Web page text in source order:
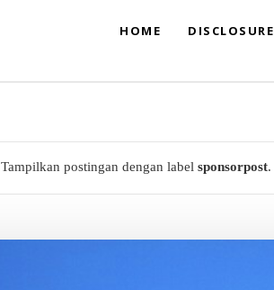
HOME DISCLOSURE
Tampilkan postingan dengan label sponsorpost.